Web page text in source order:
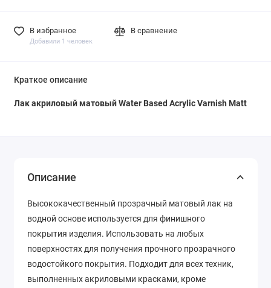
В избранное
Добавили 1 человек
В сравнение
Краткое описание
Лак акриловый матовый Water Based Acrylic Varnish Matt
Описание
Высококачественный прозрачный матовый лак на
водной основе используется для финишного
покрытия изделия. Использовать на любых
поверхностях для получения прочного прозрачного
водостойкого покрытия. Подходит для всех техник,
выполненных акриловыми красками, кроме